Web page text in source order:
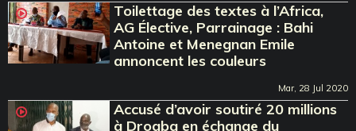
Toilettage des textes à l’Africa,
AG Élective, Parrainage : Bahi
Antoine et Menegnan Emile
annoncent les couleurs
Mar, 28 Jul 2020
Accusé d’avoir soutiré 20 millions
à Drogba en échange du